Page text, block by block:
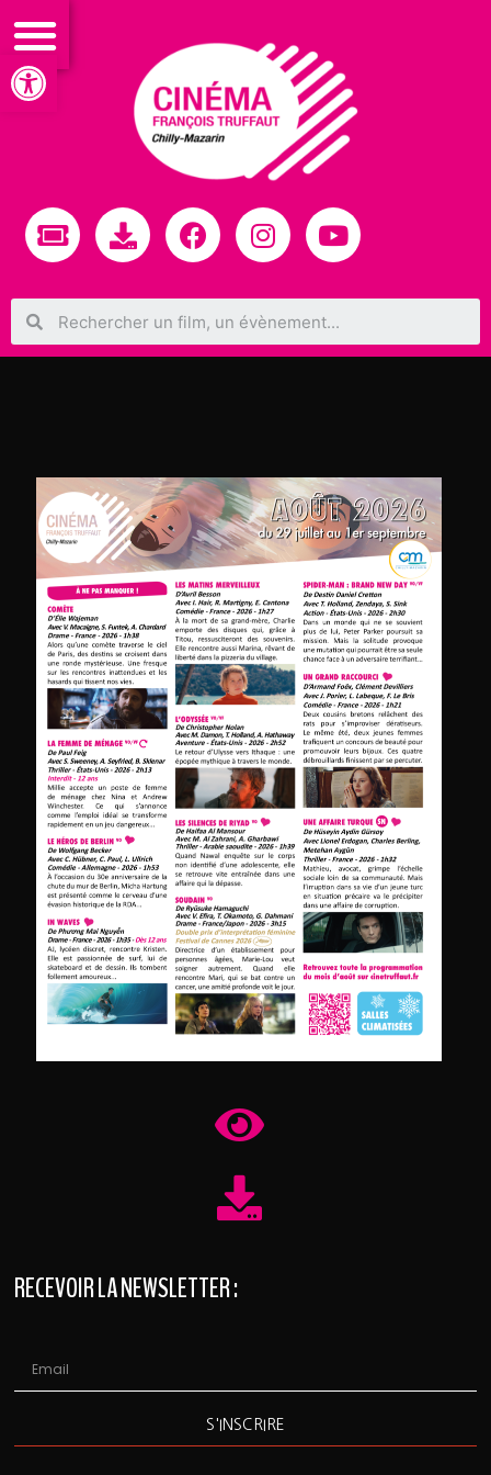
Ouvrir la barre d’outils
RECEVOIR LA NEWSLETTER :
S'INSCRIRE